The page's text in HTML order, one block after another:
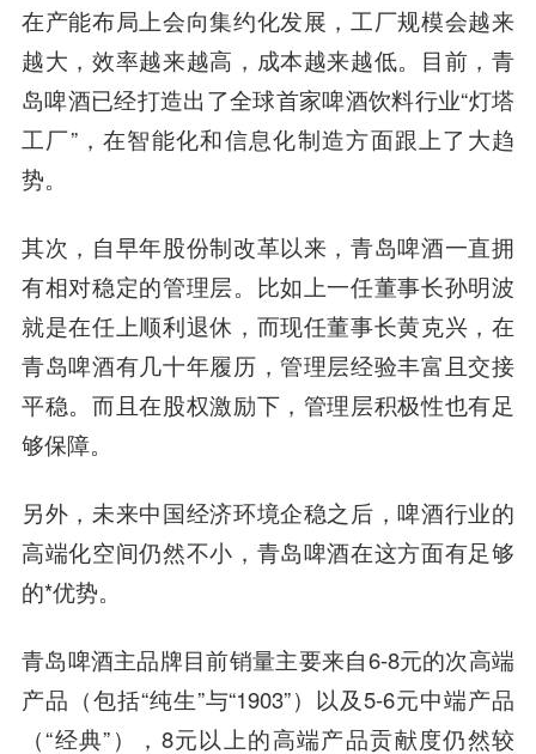
在产能布局上会向集约化发展，工厂规模会越来
越大，效率越来越高，成本越来越低。 目前，青
岛啤酒已经打造出了全球首家啤酒饮料行业“灯塔
工厂”，在智能化和信息化制造方面跟上了大趋
势。
其次，自早年股份制改革以来，青岛啤酒一直拥
有相对稳定的管理层。比如上一任董事长孙明波
就是在任上顺利退休，而现任董事长黄克兴，在
青岛啤酒有几十年履历，管理层经验丰富且交接
平稳。而且在股权激励下，管理层积极性也有足
够保障。
另外，未来中国经济环境企稳之后，啤酒行业的
高端化空间仍然不小，青岛啤酒在这方面有足够
的*优势。
青岛啤酒主品牌目前销量主要来自6-8元的次高端
产品（包括“纯生”与“1903”）以及5-6元中端产品
（“经典”），8元以上的高端产品贡献度仍然较